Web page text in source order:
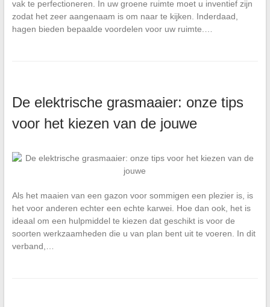
vak te perfectioneren. In uw groene ruimte moet u inventief zijn
zodat het zeer aangenaam is om naar te kijken. Inderdaad,
hagen bieden bepaalde voordelen voor uw ruimte.…
De elektrische grasmaaier: onze tips
voor het kiezen van de jouwe
Als het maaien van een gazon voor sommigen een plezier is, is
het voor anderen echter een echte karwei. Hoe dan ook, het is
ideaal om een hulpmiddel te kiezen dat geschikt is voor de
soorten werkzaamheden die u van plan bent uit te voeren. In dit
verband,…